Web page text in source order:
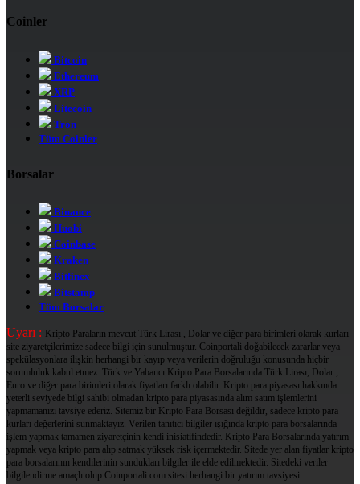
Coinler
Bitcoin
Ethereum
XRP
Litecoin
Tron
Tüm Coinler
Borsalar
Binance
Huobi
Coinbase
Kraken
Bitfinex
Bitstamp
Tüm Borsalar
Uyarı : Kripto Paraların mevcut Türk Lirası , Dolar ve diğer para birimleri olarak kurları
site ziyaretçilerimize sadece bilgi için sunulmuştur. Coinportali doğabilecek zararlar veya
spekülasyonlara ilişkin herhangi bir kayıp veya verilerin doğruluğu konusunda hiçbir
sorumluluk kabul etmez. Türk ve Yabancı Kripto Para Borsalarında Türk Lirası, Dolar ,
Euro ve diğer para birimleri olarak fiyatları farklı olabilir. Kripto para piyasası hakkında
yeterli seviyede bilgi sahibi olmadan kripto para piyasasında alım satım işlemlerini
yapmamanızı tavsiye ederiz. Sitemiz bir Kripto Para Borsası değildir, sadece kripto para
kurları değerlerini sunmaktayız. Verilen tanıtıcı bilgiler ışığında kripto para borsalarında
işlem yapmak tamamen ziyaretçinin kendi inisiatifindedir. Kripto Para Borsalarında yatırım
yapmak veya kripto para alıp satmak yüksek risk içermektedir. Sitede yer alan fiyatlar kripto
para borsalarının kendilerinin sundukları bilgiler ile elde edilmektedir. Sitedeki veriler
bilgilendirme amaçlı olup Coinportali.com sitesi herhangi bir yatırım tavsiyesi